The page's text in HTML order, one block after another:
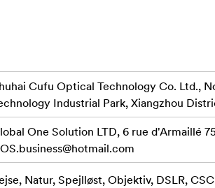
Cufu Optical Technology Co. Ltd.,
Industrial Park, Xiangzhou
One Solution LTD, 6 rue d'Armaillé
Natur, Spejlløst, Objektiv, DSLR, CSC